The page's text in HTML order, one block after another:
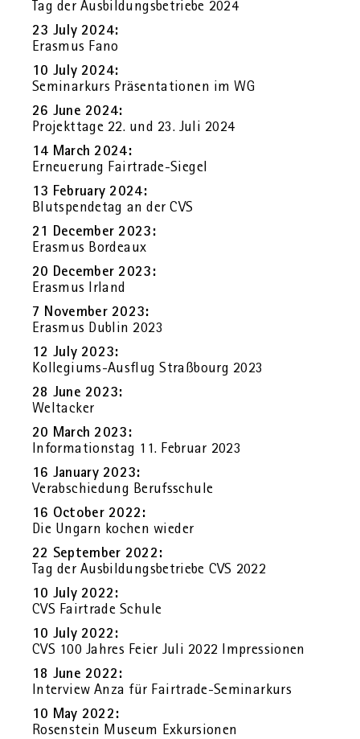
Tag der Aus­bil­dungs­be­trie­be 2024
23 July 2024:
Eras­mus Fano
10 July 2024:
Se­mi­nar­kurs Prä­sen­ta­tio­nen im WG
26 June 2024:
Pro­jekt­ta­ge 22. und 23. Juli 2024
14 March 2024:
Er­neue­rung Fair­tra­de-Sie­gel
13 Fe­bru­ary 2024:
Blut­spen­de­tag an der CVS
21 Decem­ber 2023:
Eras­mus Bor­deaux
20 Decem­ber 2023:
Eras­mus Ir­land
7 No­vem­ber 2023:
Eras­mus Dub­lin 2023
12 July 2023:
Kol­le­gi­ums-Aus­flug Straß­bourg 2023
28 June 2023:
Welt­a­cker
20 March 2023:
In­for­ma­ti­ons­tag 11. Fe­bru­ar 2023
16 Ja­nu­ary 2023:
Ver­ab­schie­dung Be­rufs­schu­le
16 Oc­to­ber 2022:
Die Un­garn ko­chen wie­der
22 Sep­tem­ber 2022:
Tag der Aus­bil­dungs­be­trie­be CVS 2022
10 July 2022:
CVS Fair­tra­de Schu­le
10 July 2022:
CVS 100 Jah­res Feier Juli 2022 Im­pres­sio­nen
18 June 2022:
In­ter­view Anza für Fair­tra­de-Se­mi­nar­kurs
10 May 2022:
Ro­sen­stein Mu­se­um Ex­kur­sio­nen